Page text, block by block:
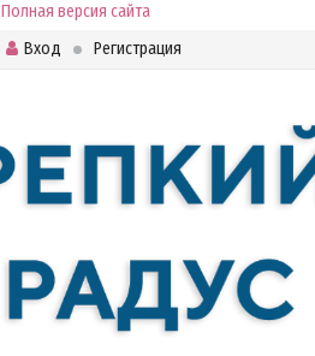
Полная версия сайта
Вход
Регистрация